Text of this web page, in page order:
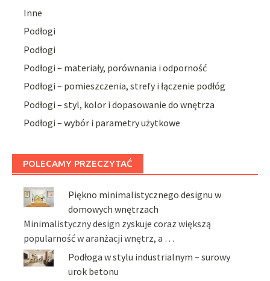
Inne
Podłogi
Podłogi
Podłogi – materiały, porównania i odporność
Podłogi – pomieszczenia, strefy i łączenie podłóg
Podłogi – styl, kolor i dopasowanie do wnętrza
Podłogi – wybór i parametry użytkowe
POLECAMY PRZECZYTAĆ
Piękno minimalistycznego designu w
domowych wnętrzach
Minimalistyczny design zyskuje coraz większą
popularność w aranżacji wnętrz, a …
Podłoga w stylu industrialnym – surowy
urok betonu